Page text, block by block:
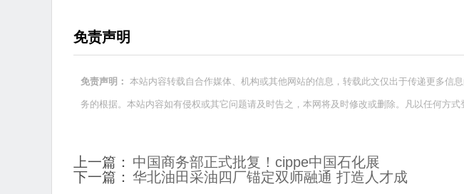
免责声明
免责声明： 本站内容转载自合作媒体、机构或其他网站的信息，转载此文仅出于传递更多信
务的根据。本站内容如有侵权或其它问题请及时告之，本网将及时修改或删除。凡以任何方
上一篇： 中国商务部正式批复！cippe中国石化展
下一篇： 华北油田采油四厂锚定双师融通 打造人才成